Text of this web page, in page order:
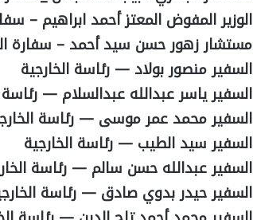
الوزير المفوض المعتز أحمد ابراهيم –
مستشار زهور حسن سيد أحمد – سفارة
السفير منصور بولاد — رئاسة الخارجية
السفير ياسر عبدالله عبدالسلام — رئاسة
السفير محمد عمر موسى — رئاسة
السفير سيد الطيب — رئاسة الخارجية
السفير عبدالله حسن سالم — رئاسة
السفير حيدر بدوي صادق — رئاسة